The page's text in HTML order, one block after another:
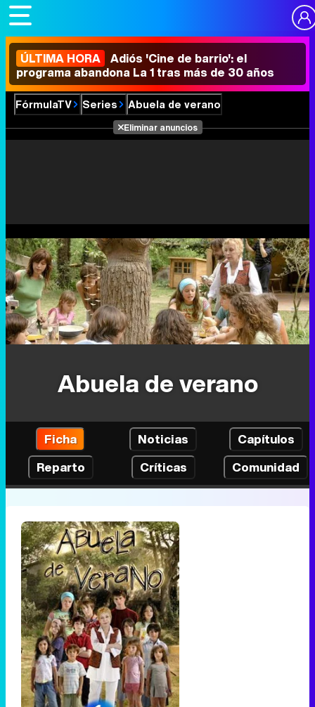
ÚLTIMA HORA Adiós 'Cine de barrio': el
programa abandona La 1 tras más de 30 años
FórmulaTV Series Abuela de verano
Eliminar anuncios
Abuela de verano
Ficha Noticias
Capítulos
Reparto
Críticas Comunidad